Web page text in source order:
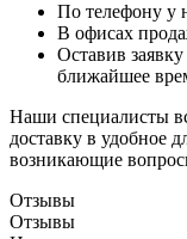
По телефону у
В офисах
Оставив
ближайшее
Наши специалисты
доставку в удобное
возникающие
Отзывы
Отзывы